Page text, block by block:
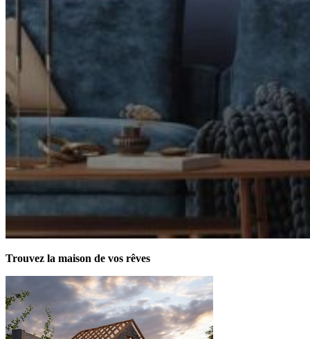
Trouvez la maison de vos rêves